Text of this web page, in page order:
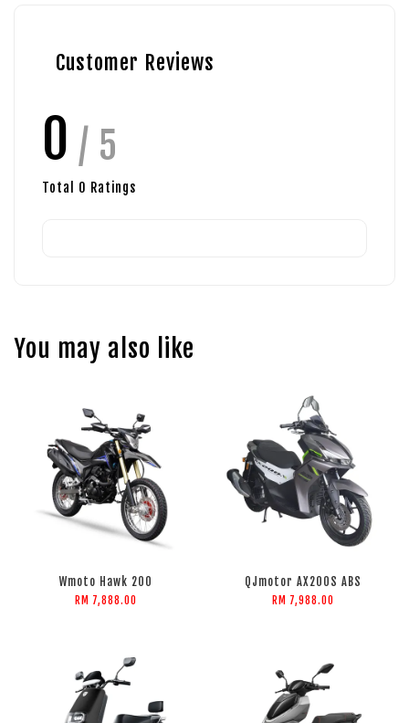
Customer Reviews
0 / 5
Total 0 Ratings
You may also like
Wmoto Hawk 200
RM 7,888.00
QJmotor AX200S ABS
RM 7,988.00